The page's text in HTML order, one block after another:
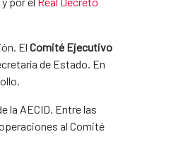
El Comité Ejecutivo
de Estado. En
la AECID. Entre las
al Comité